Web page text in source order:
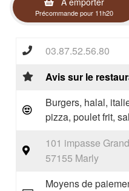
Précommande pour 11h20
03.87.52.56.80
Avis sur le
Burgers, halal,
pizza, poulet frit,
101 impasse
57155 Marly
Moyens de